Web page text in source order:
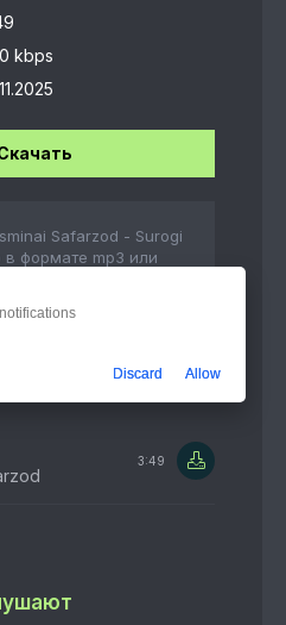
kbps
Safarzod - Surogi
в формате mp3 или
3:49
Discard Allow